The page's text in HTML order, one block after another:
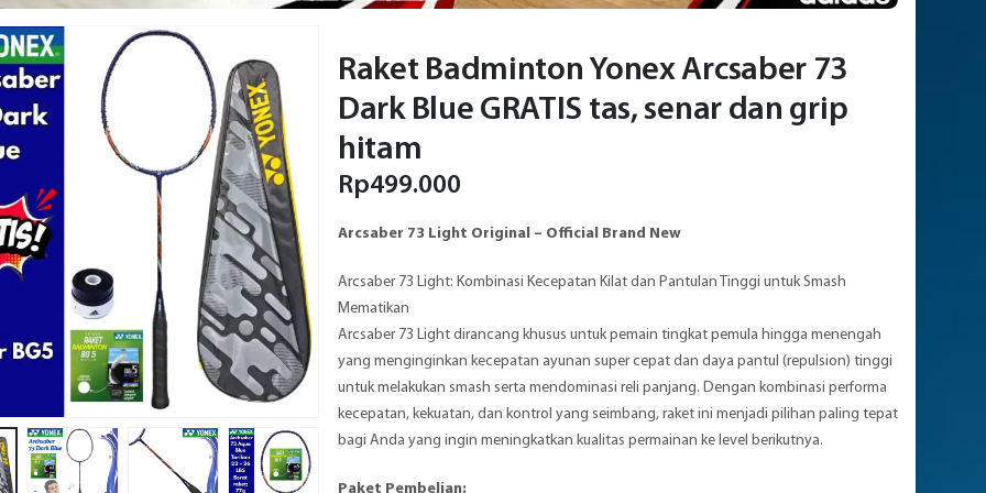
Raket Badminton Yonex Arcsaber 73
Dark Blue GRATIS tas, senar dan grip
hitam
Rp499.000
Arcsaber 73 Light Original – Official Brand New
Arcsaber 73 Light: Kombinasi Kecepatan Kilat dan Pantulan Tinggi untuk Smash
Mematikan
Arcsaber 73 Light dirancang khusus untuk pemain tingkat pemula hingga menengah
yang menginginkan kecepatan ayunan super cepat dan daya pantul (repulsion) tinggi
untuk melakukan smash serta mendominasi reli panjang. Dengan kombinasi performa
kecepatan, kekuatan, dan kontrol yang seimbang, raket ini menjadi pilihan paling tepat
bagi Anda yang ingin meningkatkan kualitas permainan ke level berikutnya.
Paket Pembelian: